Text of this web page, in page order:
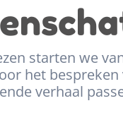
starten we
het
verhaal